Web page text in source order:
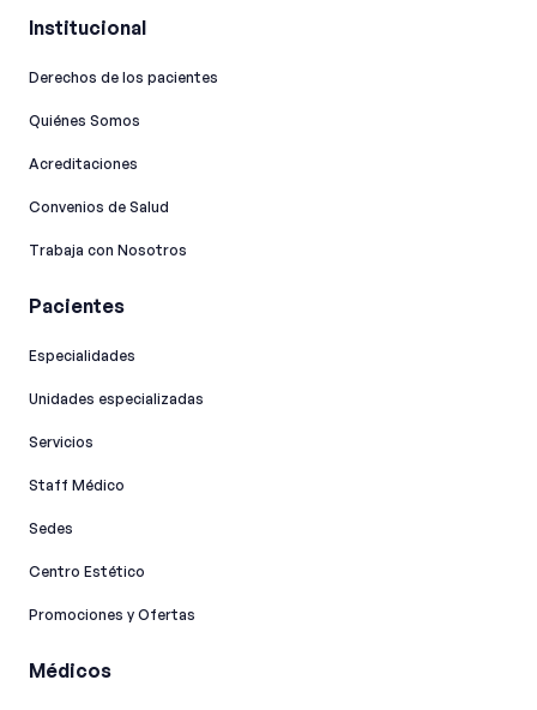
Institucional
Derechos de los pacientes
Quiénes Somos
Acreditaciones
Convenios de Salud
Trabaja con Nosotros
Pacientes
Especialidades
Unidades especializadas
Servicios
Staff Médico
Sedes
Centro Estético
Promociones y Ofertas
Médicos